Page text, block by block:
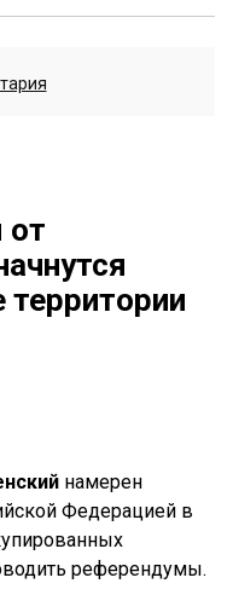
от
намерен
Федерацией в
референдумы.